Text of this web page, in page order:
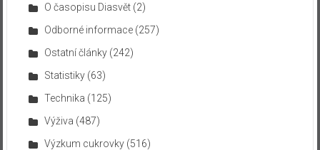
O časopisu Diasvět(2)
Odborné informace(257)
Ostatní články(242)
Statistiky(63)
Technika (125)
Výživa (487)
Výzkum cukrovky(516)